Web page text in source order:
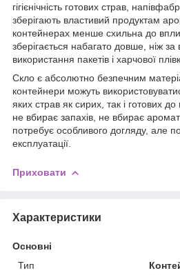
гігієнічність готових страв,
зберігають властивий продуктам
контейнерах менше схильна до
зберігається набагато довше, ніж за
використання пакетів і харчової
Скло є абсолютно безпечним
контейнери можуть
яких страв як сирих, так і готових
не вбирає запахів, не вбирає
потребує особливого догляду, але
експлуатації.
Приховати
Характеристики
Основні
Тип